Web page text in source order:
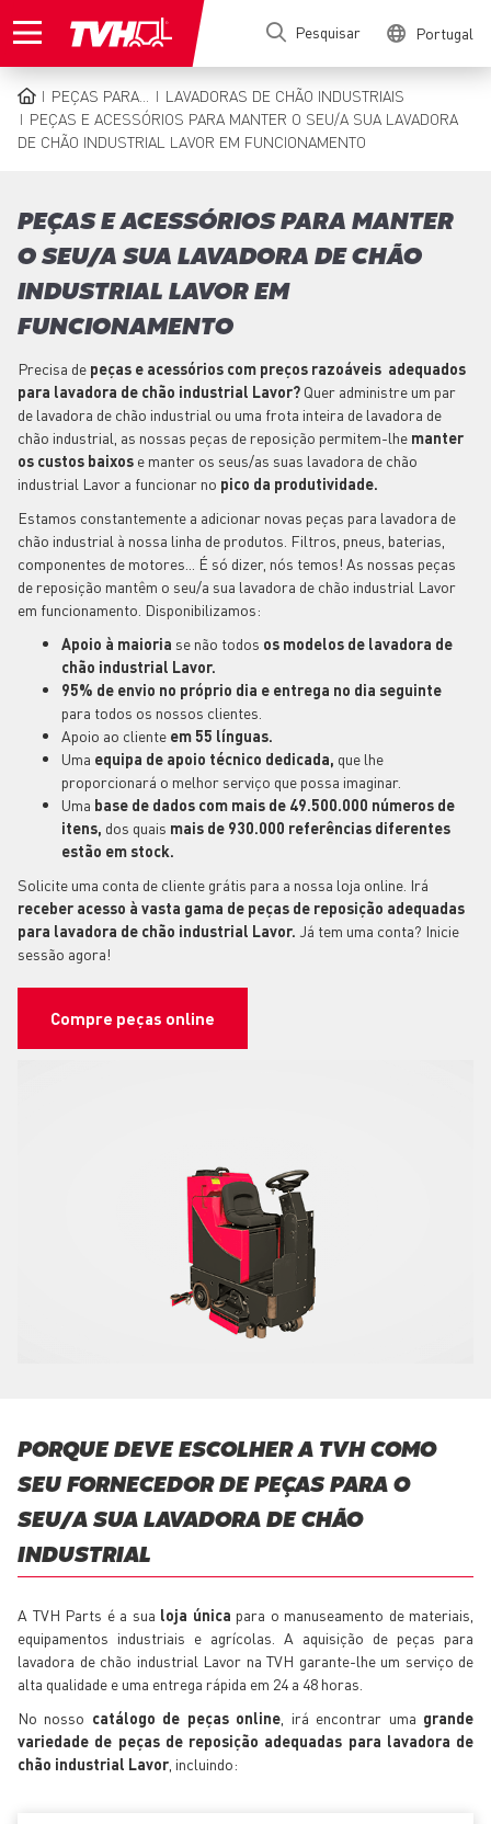
para
principal
Pesquisar Portugal
NAVEGAÇÃO
ESTRUTURAL
PEÇAS PARA...
LAVADORAS DE CHÃO INDUSTRIAIS
PEÇAS E ACESSÓRIOS PARA MANTER O SEU/A SUA LAVADORA
DE CHÃO INDUSTRIAL LAVOR EM FUNCIONAMENTO
PEÇAS E ACESSÓRIOS PARA MANTER
O SEU/A SUA LAVADORA DE CHÃO
INDUSTRIAL LAVOR EM
FUNCIONAMENTO
Precisa de peças e acessórios com preços razoáveis adequados
para lavadora de chão industrial Lavor? Quer administre um par
de lavadora de chão industrial ou uma frota inteira de lavadora de
chão industrial, as nossas peças de reposição permitem-lhe manter
os custos baixos e manter os seus/as suas lavadora de chão
industrial Lavor a funcionar no pico da produtividade.
Estamos constantemente a adicionar novas peças para lavadora de
chão industrial à nossa linha de produtos. Filtros, pneus, baterias,
componentes de motores... É só dizer, nós temos! As nossas peças
de reposição mantêm o seu/a sua lavadora de chão industrial Lavor
em funcionamento. Disponibilizamos:
Apoio à maioria se não todos os modelos de lavadora de
chão industrial Lavor.
95% de envio no próprio dia e entrega no dia seguinte
para todos os nossos clientes.
Apoio ao cliente em 55 línguas.
Uma equipa de apoio técnico dedicada, que lhe
proporcionará o melhor serviço que possa imaginar.
Uma base de dados com mais de 49.500.000 números de
itens, dos quais mais de 930.000 referências diferentes
estão em stock.
Solicite uma conta de cliente grátis para a nossa loja online. Irá
receber acesso à vasta gama de peças de reposição adequadas
para lavadora de chão industrial Lavor. Já tem uma conta? Inicie
sessão agora!
Compre peças online
PORQUE DEVE ESCOLHER A TVH COMO
SEU FORNECEDOR DE PEÇAS PARA O
SEU/A SUA LAVADORA DE CHÃO
INDUSTRIAL
A TVH Parts é a sua loja única para o manuseamento de materiais,
equipamentos industriais e agrícolas. A aquisição de peças para
lavadora de chão industrial Lavor na TVH garante-lhe um serviço de
alta qualidade e uma entrega rápida em 24 a 48 horas.
No nosso catálogo de peças online , irá encontrar uma grande
variedade de peças de reposição adequadas para lavadora de
chão industrial Lavor , incluindo: